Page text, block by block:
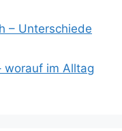
– Unterschiede
worauf im Alltag